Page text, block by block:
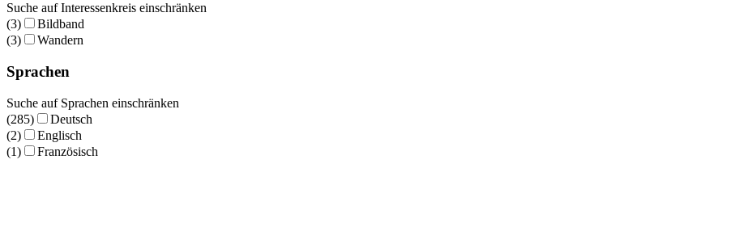
Suche auf Interessenkreis einschränken
(3)
Bildband
(3)
Wandern
Sprachen
Suche auf Sprachen einschränken
(285)
Deutsch
(2)
Englisch
(1)
Französisch